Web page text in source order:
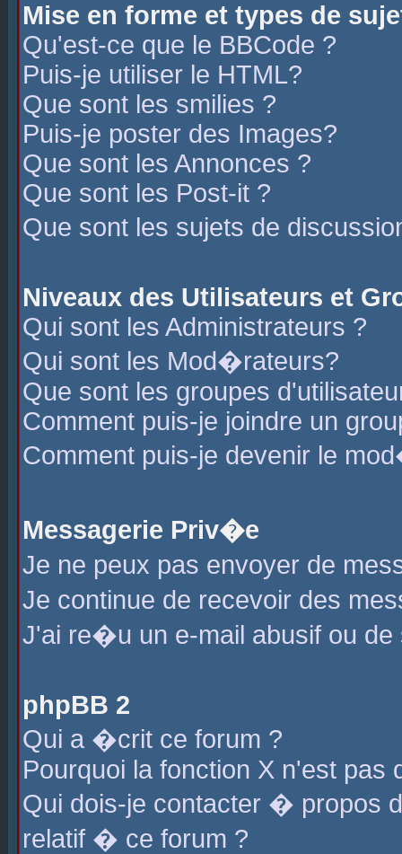
Mise en forme et types de
Qu'est-ce que le BBCode ?
Puis-je utiliser le HTML?
Que sont les smilies ?
Puis-je poster des Images?
Que sont les Annonces ?
Que sont les Post-it ?
Que sont les sujets de
Niveaux des Utilisateurs et
Qui sont les Administrateurs ?
Qui sont les Mod�rateurs?
Que sont les groupes
Comment puis-je joindre un
Comment puis-je devenir le
Messagerie Priv�e
Je ne peux pas envoyer de
Je continue de recevoir des
J'ai re�u un e-mail abusif ou de
phpBB 2
Qui a �crit ce forum ?
Pourquoi la fonction X n'est pas
Qui dois-je contacter � propos
relatif � ce forum ?